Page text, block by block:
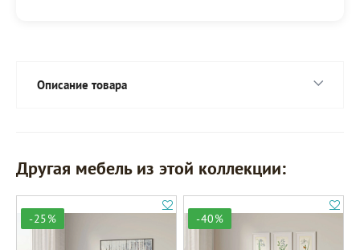
Описание товара
Другая мебель из этой коллекции:
-25% -40%